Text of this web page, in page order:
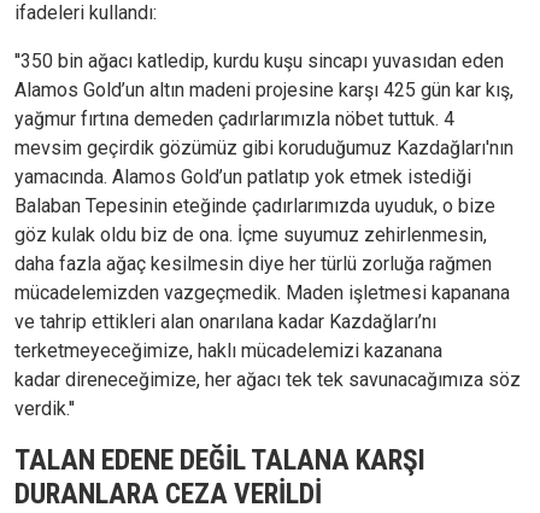
ifadeleri kullandı:
''350 bin ağacı katledip, kurdu kuşu sincapı yuvasıdan eden
Alamos Gold’un altın madeni projesine karşı 425 gün kar kış,
yağmur fırtına demeden çadırlarımızla nöbet tuttuk. 4
mevsim geçirdik gözümüz gibi koruduğumuz Kazdağları'nın
yamacında. Alamos Gold’un patlatıp yok etmek istediği
Balaban Tepesinin eteğinde çadırlarımızda uyuduk, o bize
göz kulak oldu biz de ona. İçme suyumuz zehirlenmesin,
daha fazla ağaç kesilmesin diye her türlü zorluğa rağmen
mücadelemizden vazgeçmedik. Maden işletmesi kapanana
ve tahrip ettikleri alan onarılana kadar Kazdağları’nı
terketmeyeceğimize, haklı mücadelemizi kazanana
kadar direneceğimize, her ağacı tek tek savunacağımıza söz
verdik.''
TALAN EDENE DEĞİL TALANA KARŞI
DURANLARA CEZA VERİLDİ